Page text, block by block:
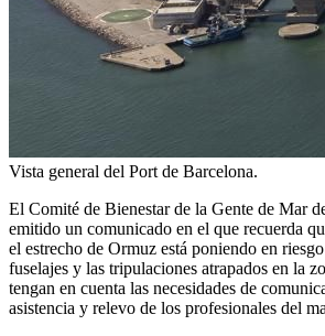
Vista general del Port de Barcelona.
El Comité de Bienestar de la Gente de Mar
emitido un comunicado en el que recuerda
el estrecho de Ormuz está poniendo en
fuselajes y las tripulaciones atrapados en la
tengan en cuenta las necesidades de
asistencia y relevo de los profesionales del